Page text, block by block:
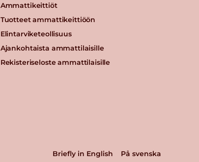
Ammattikeittiöt
Tuotteet ammattikeittiöön
Elintarviketeollisuus
Ajankohtaista ammattilaisille
Rekisteriseloste ammattilaisille
Briefly in English På svenska